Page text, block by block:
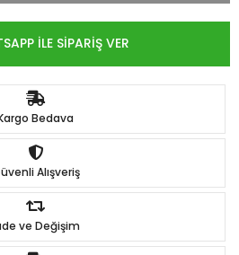
İLE SİPARİŞ VER
Bedava
Alışveriş
ve Değişim